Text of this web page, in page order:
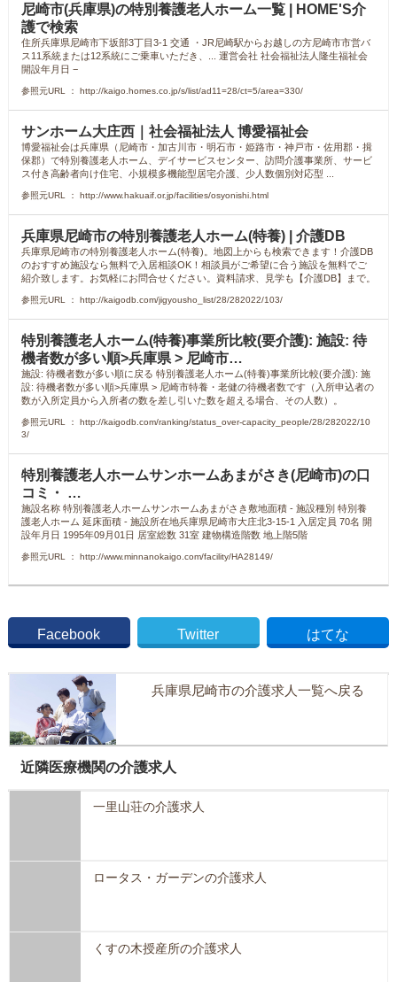
尼崎市(兵庫県)の特別養護老人ホーム一覧 | HOME'S介
護で検索
住所兵庫県尼崎市下坂部3丁目3‐1 交通 ・JR尼崎駅からお越しの方尼崎市市営バ
ス11系統または12系統にご乗車いただき、... 運営会社 社会福祉法人隆生福祉会
開設年月日 −
参照元URL ： http://kaigo.homes.co.jp/s/list/ad11=28/ct=5/area=330/
サンホーム大庄西｜社会福祉法人 博愛福祉会
博愛福祉会は兵庫県（尼崎市・加古川市・明石市・姫路市・神戸市・佐用郡・揖
保郡）で特別養護老人ホーム、デイサービスセンター、訪問介護事業所、サービ
ス付き高齢者向け住宅、小規模多機能型居宅介護、少人数個別対応型 ...
参照元URL ： http://www.hakuaif.or.jp/facilities/osyonishi.html
兵庫県尼崎市の特別養護老人ホーム(特養) | 介護DB
兵庫県尼崎市の特別養護老人ホーム(特養)。地図上からも検索できます！介護DB
のおすすめ施設なら無料で入居相談OK！相談員がご希望に合う施設を無料でご
紹介致します。お気軽にお問合せください。資料請求、見学も【介護DB】まで。
参照元URL ： http://kaigodb.com/jigyousho_list/28/282022/103/
特別養護老人ホーム(特養)事業所比較(要介護): 施設: 待
機者数が多い順>兵庫県 > 尼崎市…
施設: 待機者数が多い順に戻る 特別養護老人ホーム(特養)事業所比較(要介護): 施
設: 待機者数が多い順>兵庫県 > 尼崎市特養・老健の待機者数です（入所申込者の
数が入所定員から入所者の数を差し引いた数を超える場合、その人数）。
参照元URL ： http://kaigodb.com/ranking/status_over-capacity_people/28/282022/10
3/
特別養護老人ホームサンホームあまがさき(尼崎市)の口
コミ・ …
施設名称 特別養護老人ホームサンホームあまがさき敷地面積 ‐ 施設種別 特別養
護老人ホーム 延床面積 ‐ 施設所在地兵庫県尼崎市大庄北3-15-1 入居定員 70名 開
設年月日 1995年09月01日 居室総数 31室 建物構造階数 地上階5階
参照元URL ： http://www.minnanokaigo.com/facility/HA28149/
Facebook Twitter はてな
兵庫県尼崎市の介護求人一覧へ戻る
近隣医療機関の介護求人
一里山荘の介護求人
ロータス・ガーデンの介護求人
くすの木授産所の介護求人